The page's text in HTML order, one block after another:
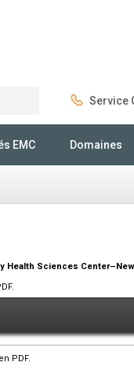
Service
EMC Domaines
Health Sciences
PDF.